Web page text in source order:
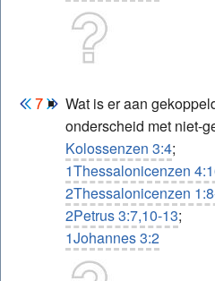
Wat is er aan
onderscheid met niet-
Kolossenzen 3:4;
1Thessalonicenzen
2Thessalonicenzen
2Petrus 3:7,10-13;
1Johannes 3:2